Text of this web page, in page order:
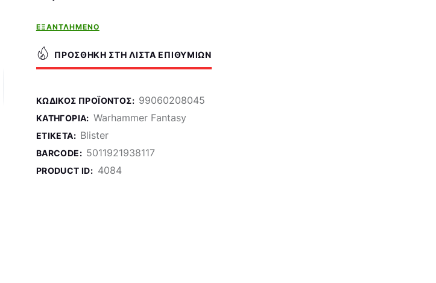
ΕΞΑΝΤΛΗΜΈΝΟ
ΠΡΟΣΘΉΚΗ ΣΤΗ ΛΊΣΤΑ ΕΠΙΘΥΜΙΏΝ
ΚΩΔΙΚΌΣ ΠΡΟΪΌΝΤΟΣ: 99060208045
ΚΑΤΗΓΟΡΊΑ: Warhammer Fantasy
ΕΤΙΚΈΤΑ: Blister
BARCODE: 5011921938117
PRODUCT ID: 4084